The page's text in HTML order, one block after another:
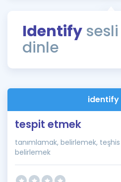
Rehberlik Aracı
ÖSYM Sınav Takvimi
İngilizce Gramer
Identify sesli
dinle
tespit etmek
tanımlamak, belirlemek,
belirlemek